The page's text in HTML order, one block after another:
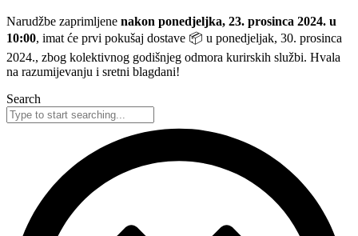
Narudžbe zaprimljene nakon ponedjeljka, 23. prosinca 2024. u
10:00, imat će prvi pokušaj dostave 📦 u ponedjeljak, 30. prosinca
2024., zbog kolektivnog godišnjeg odmora kurirskih službi. Hvala
na razumijevanju i sretni blagdani!
Search